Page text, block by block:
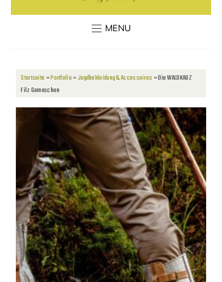
MENU
Startseite»Portfolio»Jagdbekleidung & Accessoires »Die WALDKAUZ
Filz Gamaschen